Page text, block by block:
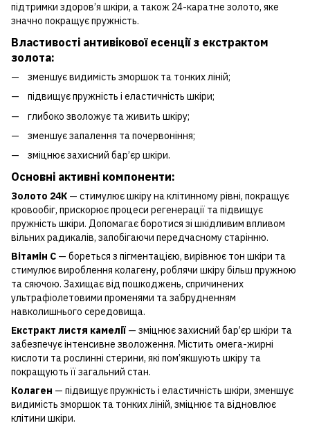
підтримки здоров’я шкіри, а також 24-каратне золото, яке
значно покращує пружність.
Властивості антивікової есенції з екстрактом
золота:
зменшує видимість зморшок та тонких ліній;
підвищує пружність і еластичність шкіри;
глибоко зволожує та живить шкіру;
зменшує запалення та почервоніння;
зміцнює захисний бар’єр шкіри.
Основні активні компоненти:
Золото 24К — стимулює шкіру на клітинному рівні, покращує
кровообіг, прискорює процеси регенерації та підвищує
пружність шкіри. Допомагає боротися зі шкідливим впливом
вільних радикалів, запобігаючи передчасному старінню.
Вітамін C — бореться з пігментацією, вирівнює тон шкіри та
стимулює вироблення колагену, роблячи шкіру більш пружною
та сяючою. Захищає від пошкоджень, спричинених
ультрафіолетовими променями та забрудненням
навколишнього середовища.
Екстракт листя камелії — зміцнює захисний бар’єр шкіри та
забезпечує інтенсивне зволоження. Містить омега-жирні
кислоти та рослинні стерини, які пом’якшують шкіру та
покращують її загальний стан.
Колаген — підвищує пружність і еластичність шкіри, зменшує
видимість зморшок та тонких ліній, зміцнює та відновлює
клітини шкіри.